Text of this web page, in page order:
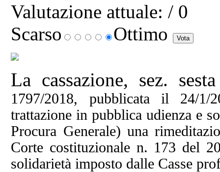
Valutazione attuale: / 0
Scarso
Ottimo
La cassazione, sez.
1797/2018, pubblicata il 24/
trattazione in pubblica udienza e
Procura Generale) una
Corte costituzionale n. 173 del
solidarietà imposto dalle Casse